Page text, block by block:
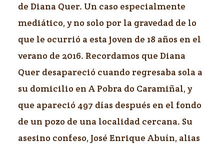
de Diana Quer. Un caso especialmente
mediático, y no solo por la gravedad de lo
que le ocurrió a esta joven de 18 años en el
verano de 2016. Recordamos que Diana
Quer desapareció cuando regresaba sola a
su domicilio en A Pobra do Caramiñal, y
que apareció 497 días después en el fondo
de un pozo de una localidad cercana. Su
asesino confeso, José Enrique Abuín, alias